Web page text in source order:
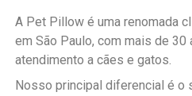
A Pet Pillow é uma renomada
em São Paulo, com mais de 30
atendimento a cães e gatos.
Nosso principal diferencial é o